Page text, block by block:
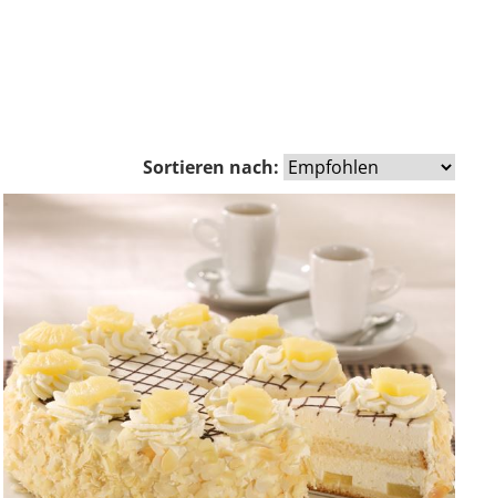
Sortieren nach: